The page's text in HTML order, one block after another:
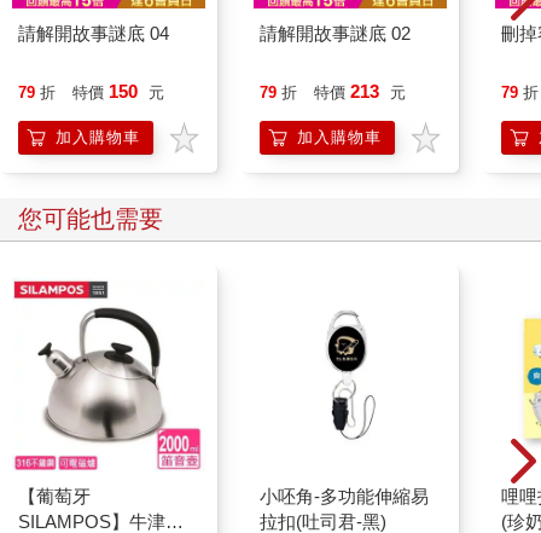
邊的人老是告訴你，不要在意，忽略就好，但你就會覺得一顆老
鼠屎壞了一鍋粥，一股氣卡在胸口，過不去。多年後，一定年
靈纏繞，揮之不去，你排解它，忽視它，就消失無蹤影。
關於我，四十，不惑了嗎？
逐漸慢慢理出一些屬於我這年紀的中年生活哲學，既然站在某一
始學習怎麼立下界線，讓不喜歡我的人明白一點：「對！我也不
喜歡你們。」
歲月跟經歷告訴我：某些人，你是可以不用在乎，某些刺耳的話
語，可以跳過，當作沒聽見，某些看不慣的話題，你是可以隱
藏，或是封鎖。不過，面對一再挑釁或是沒有禮貌的人，不要再
幫對方找藉口，適當反擊，適時封鎖，才能真正趨吉避凶。
我是誰？成長的路上，我們都在尋找自我定位。
你是誰？抽絲剝繭後，你要活出自己的特色。
請解開故事謎底 04
79 折 特價 150 元
加入購物車
請解開故事謎底 02
79 折 特價 213 元
加入購物車
刪
79 折
您可能也需要
【葡萄牙
SILAMPOS】牛津霧
小呸角-多功能伸縮易
拉扣(吐司君-黑)
哩
(珍